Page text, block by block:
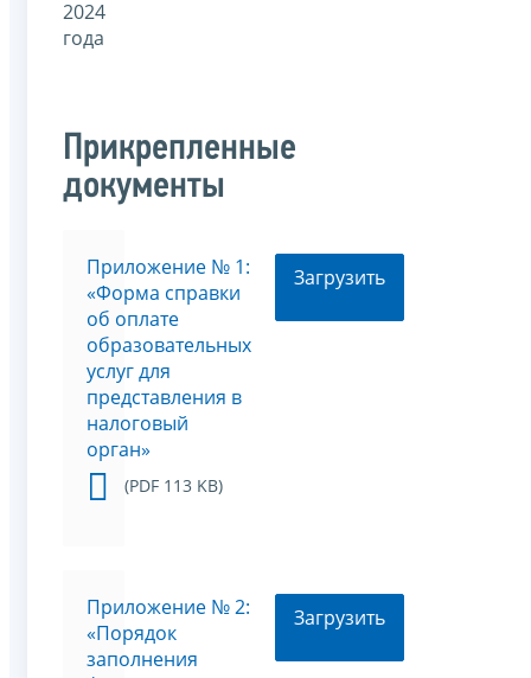
2024
года
Прикрепленные
документы
Приложение № 1:
«Форма справки
об оплате
образовательных
услуг для
представления в
налоговый
орган»
(PDF 113 KB)
Загрузить
Приложение № 2:
«Порядок
заполнения
Загрузить